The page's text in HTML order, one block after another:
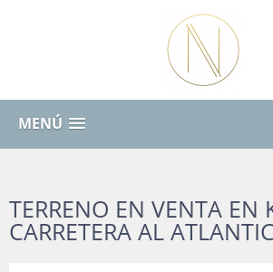
MENÚ
TERRENO EN VENTA EN
CARRETERA AL